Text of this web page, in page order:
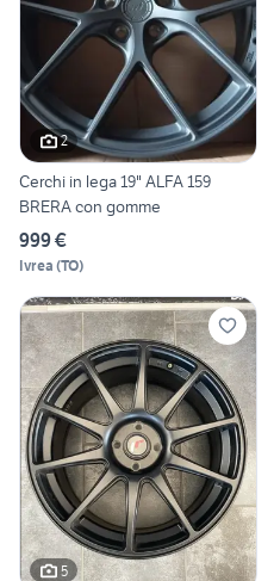
2
Cerchi in lega 19" ALFA 159
BRERA con gomme
999 €
Ivrea (TO)
5